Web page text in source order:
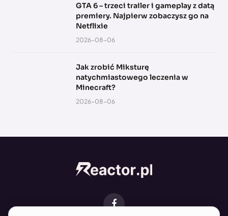
GTA 6 – trzeci trailer i gameplay z datą
premiery. Najpierw zobaczysz go na
Netflixie
2026-08-06
Jak zrobić Miksturę
natychmiastowego leczenia w
Minecraft?
2026-08-06
Facebook